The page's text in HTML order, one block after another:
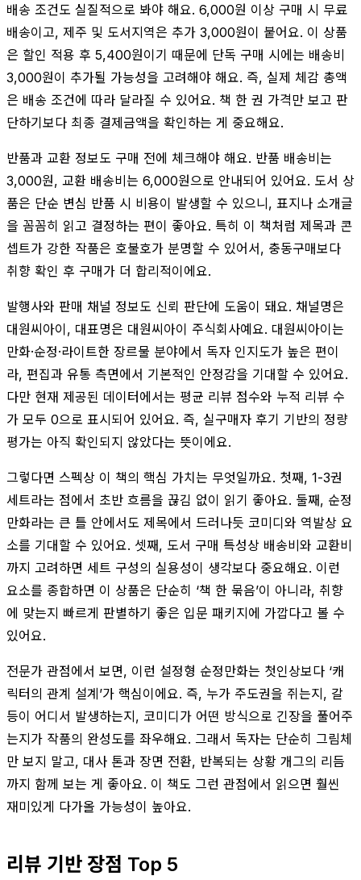
배송 조건도 실질적으로 봐야 해요. 6,000원 이상 구매 시 무료
배송이고, 제주 및 도서지역은 추가 3,000원이 붙어요. 이 상품
은 할인 적용 후 5,400원이기 때문에 단독 구매 시에는 배송비
3,000원이 추가될 가능성을 고려해야 해요. 즉, 실제 체감 총액
은 배송 조건에 따라 달라질 수 있어요. 책 한 권 가격만 보고 판
단하기보다 최종 결제금액을 확인하는 게 중요해요.
반품과 교환 정보도 구매 전에 체크해야 해요. 반품 배송비는
3,000원, 교환 배송비는 6,000원으로 안내되어 있어요. 도서 상
품은 단순 변심 반품 시 비용이 발생할 수 있으니, 표지나 소개글
을 꼼꼼히 읽고 결정하는 편이 좋아요. 특히 이 책처럼 제목과 콘
셉트가 강한 작품은 호불호가 분명할 수 있어서, 충동구매보다
취향 확인 후 구매가 더 합리적이에요.
발행사와 판매 채널 정보도 신뢰 판단에 도움이 돼요. 채널명은
대원씨아이, 대표명은 대원씨아이 주식회사예요. 대원씨아이는
만화·순정·라이트한 장르물 분야에서 독자 인지도가 높은 편이
라, 편집과 유통 측면에서 기본적인 안정감을 기대할 수 있어요.
다만 현재 제공된 데이터에서는 평균 리뷰 점수와 누적 리뷰 수
가 모두 0으로 표시되어 있어요. 즉, 실구매자 후기 기반의 정량
평가는 아직 확인되지 않았다는 뜻이에요.
그렇다면 스펙상 이 책의 핵심 가치는 무엇일까요. 첫째, 1-3권
세트라는 점에서 초반 흐름을 끊김 없이 읽기 좋아요. 둘째, 순정
만화라는 큰 틀 안에서도 제목에서 드러나듯 코미디와 역발상 요
소를 기대할 수 있어요. 셋째, 도서 구매 특성상 배송비와 교환비
까지 고려하면 세트 구성의 실용성이 생각보다 중요해요. 이런
요소를 종합하면 이 상품은 단순히 ‘책 한 묶음’이 아니라, 취향
에 맞는지 빠르게 판별하기 좋은 입문 패키지에 가깝다고 볼 수
있어요.
전문가 관점에서 보면, 이런 설정형 순정만화는 첫인상보다 ‘캐
릭터의 관계 설계’가 핵심이에요. 즉, 누가 주도권을 쥐는지, 갈
등이 어디서 발생하는지, 코미디가 어떤 방식으로 긴장을 풀어주
는지가 작품의 완성도를 좌우해요. 그래서 독자는 단순히 그림체
만 보지 말고, 대사 톤과 장면 전환, 반복되는 상황 개그의 리듬
까지 함께 보는 게 좋아요. 이 책도 그런 관점에서 읽으면 훨씬
재미있게 다가올 가능성이 높아요.
리뷰 기반 장점 Top 5